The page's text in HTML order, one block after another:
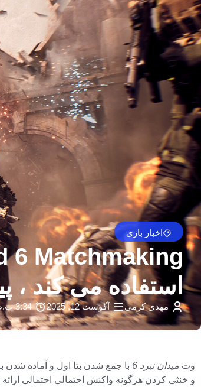
اخبار بازی
استفاده می کند ،
مهدی کرمی آگوست 12, 2025 3:34 ب.ظ
وت میدان نبرد 6
با جمع شدن بتا اول و آماده شدن
و خنثی کردن هرگونه واکنش احتمالی احتمالی ارائه